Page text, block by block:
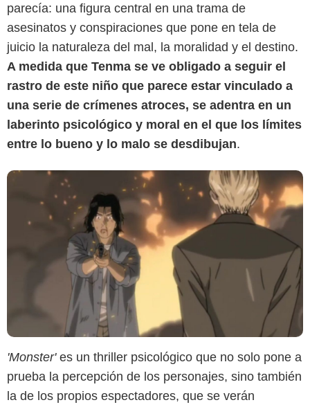
parecía: una figura central en una trama de
asesinatos y conspiraciones que pone en tela de
juicio la naturaleza del mal, la moralidad y el destino.
A medida que Tenma se ve obligado a seguir el
rastro de este niño que parece estar vinculado a
una serie de crímenes atroces, se adentra en un
laberinto psicológico y moral en el que los límites
entre lo bueno y lo malo se desdibujan.
Netflix
'Monster' es un thriller psicológico que no solo pone a
prueba la percepción de los personajes, sino también
la de los propios espectadores, que se verán